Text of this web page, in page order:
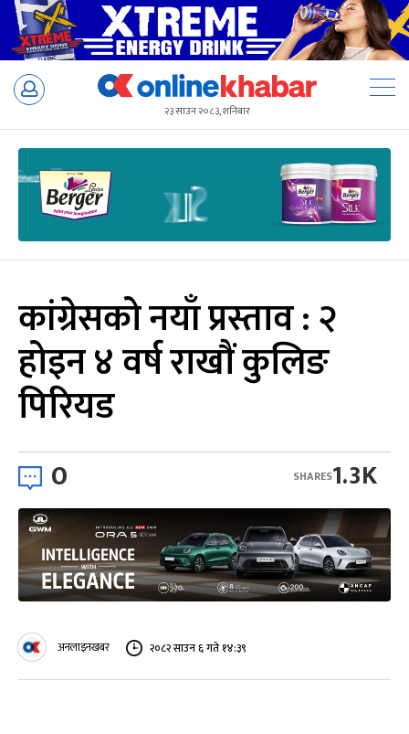
Skip
२३ साउन २०८३, शनिबार
कांग्रेसको नयाँ प्रस्ताव : २
होइन ४ वर्ष राखाैं कुलिङ
पिरियड
0 1.3K
SHARES
अनलाइनखबर २०८२ साउन ६ गते १४:३९